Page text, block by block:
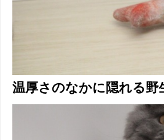
温厚さのなかに隠れる野